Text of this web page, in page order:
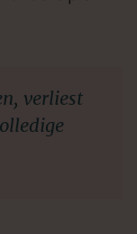
verliest